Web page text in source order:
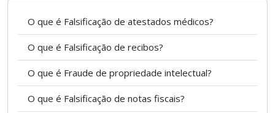
O que é Falsificação de atestados médicos?
O que é Falsificação de recibos?
O que é Fraude de propriedade intelectual?
O que é Falsificação de notas fiscais?